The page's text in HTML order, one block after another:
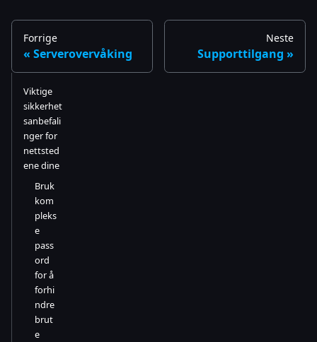
Forrige
Serverovervåking
Neste
Supporttilgang
Viktige
sikkerhet
sanbefali
nger for
nettsted
ene dine
Bruk
kom
pleks
e
pass
ord
for å
forhi
ndre
brut
e